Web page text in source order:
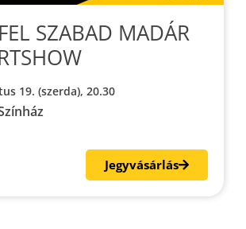
SZABAD MADÁR
19. (szerda), 20.30
Jegyvásárlás